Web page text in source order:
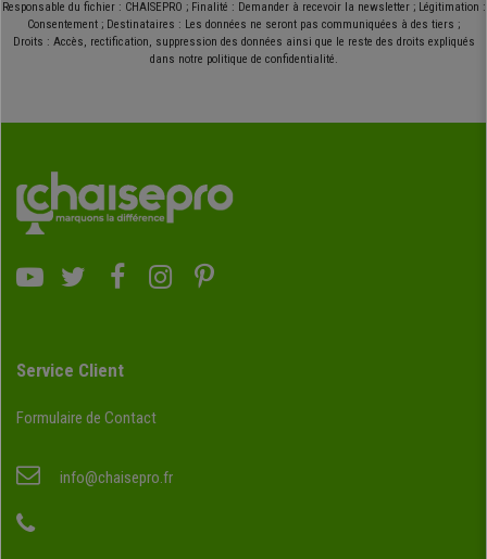
Responsable du fichier : CHAISEPRO ; Finalité : Demander à recevoir la newsletter ; Légitimation :
Consentement ; Destinataires : Les données ne seront pas communiquées à des tiers ;
Droits : Accès, rectification, suppression des données ainsi que le reste des droits expliqués
dans notre politique de confidentialité.
Service Client
Formulaire de Contact
info@chaisepro.fr